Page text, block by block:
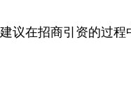
建议在招商引资的过程